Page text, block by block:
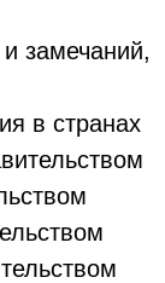
замечаний,
в странах